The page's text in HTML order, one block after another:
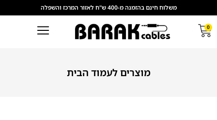
משלוח חינם בהזמנה מ-400 ש"ח לאזור המרכז והשפלה
0
מוצרים לעמוד הבית